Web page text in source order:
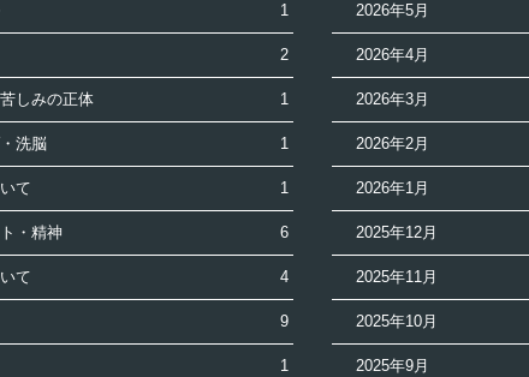
1
2
しみの正体 1
洗脳 1
て 1
・精神 6
て 4
9
1
2026年5月
2026年4月
2026年3月
2026年2月
2026年1月
2025年12月
2025年11月
2025年10月
2025年9月